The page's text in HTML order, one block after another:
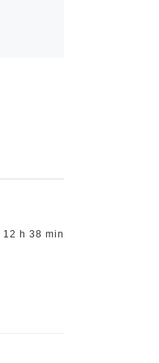
12 h 38 min